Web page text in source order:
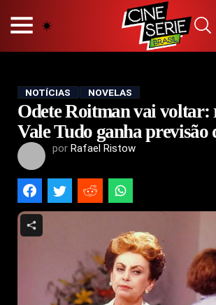
POLÍTICA DE PRIVACIDADE
TERMOS E CONDIÇÕES
CONTATO
Hot
Popular
Tendência
Novelas
NOTÍCIAS NOVELAS
Odete Roitman vai voltar:
Vale Tudo ganha previsão
por Rafael Ristow